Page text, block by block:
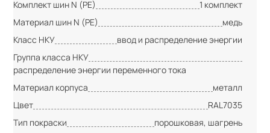
Комплект шин N (PE)
1 комплект
Материал шин N (PE)
медь
Класс НКУ
ввод и распределение энергии
Группа класса НКУ
распределение энергии переменного тока
Материал корпуса
металл
Цвет
RAL7035
Тип покраски
порошковая, шагрень